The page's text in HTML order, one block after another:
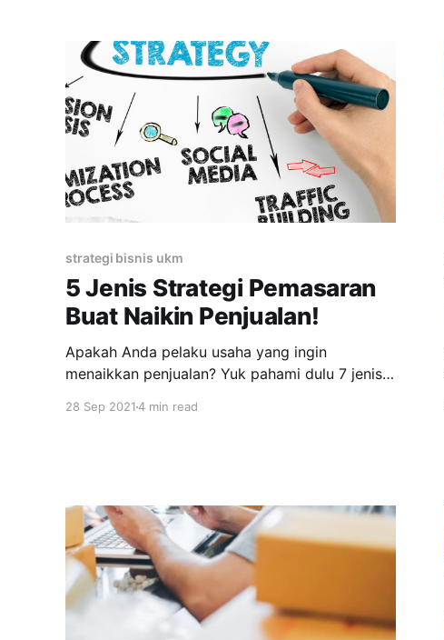
adalah singkatan dari Usaha Mikro Kecil
Menengah.
strategi bisnis ukm
5 Jenis Strategi Pemasaran
Buat Naikin Penjualan!
Apakah Anda pelaku usaha yang ingin
menaikkan penjualan? Yuk pahami dulu 7 jenis
meningkat! Jenis strategi pemasaran pastinya
penjualan juga akan sesuai. Meski pun
28 Sep 20214 min read